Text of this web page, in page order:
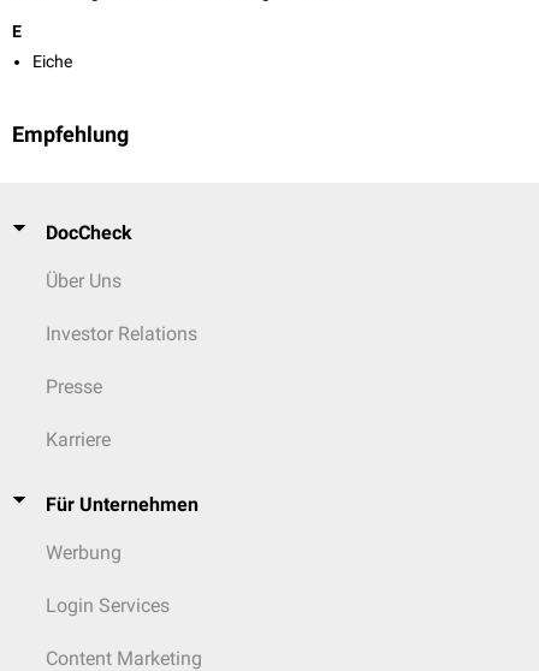
E
Eiche
Empfehlung
DocCheck
Über Uns
Investor Relations
Presse
Karriere
Für Unternehmen
Werbung
Login Services
Content Marketing